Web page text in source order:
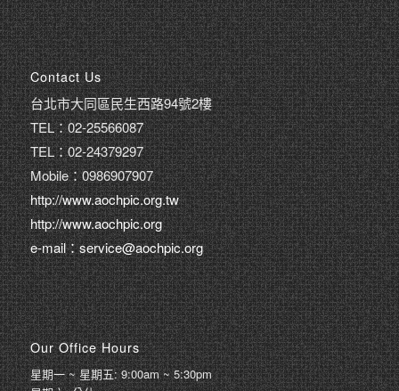
Contact Us
台北市大同區民生西路94號2樓
TEL：02-25566087
TEL：02-24379297
Mobile：0986907907
http://www.aochpic.org.tw
http://www.aochpic.org
e-mail：service@aochpic.org
Our Office Hours
星期一 ~ 星期五: 9:00am ~ 5:30pm